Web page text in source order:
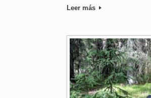
Leer más